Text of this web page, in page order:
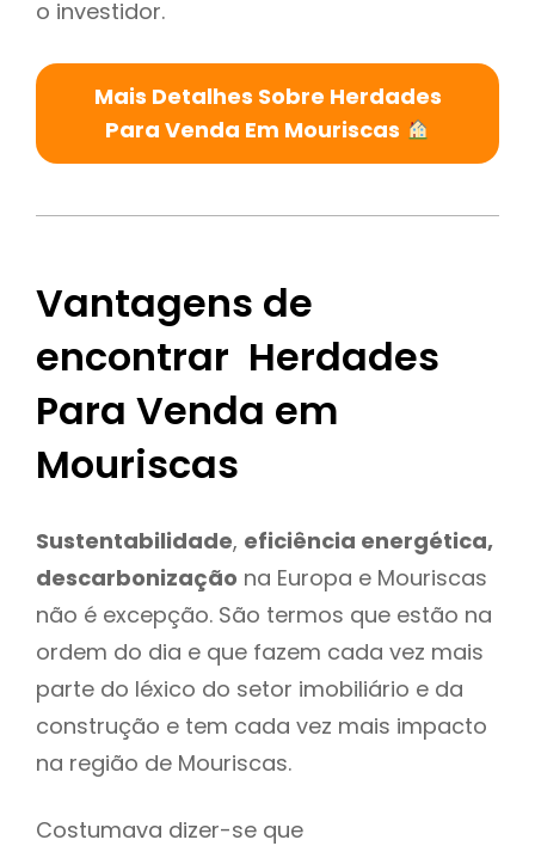
o investidor.
Mais Detalhes Sobre Herdades
Para Venda Em Mouriscas
Vantagens de
encontrar Herdades
Para Venda em
Mouriscas
Sustentabilidade, eficiência energética,
descarbonização na Europa e Mouriscas
não é excepção. São termos que estão na
ordem do dia e que fazem cada vez mais
parte do léxico do setor imobiliário e da
construção e tem cada vez mais impacto
na região de Mouriscas.
Costumava dizer-se que